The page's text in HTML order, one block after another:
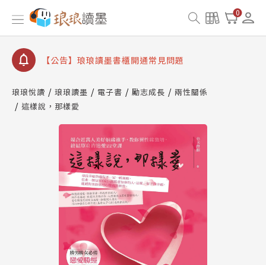
0
【公告】因 Readmoo 讀墨系統維護中，本站同步暫
停部分閱讀服務
【公告】琅琅讀墨數位閱讀資產合併與書櫃開通申請
【公告】琅琅讀墨書櫃開通常見問題
請圖文教學
【公告】琅琅書店服務升級重要說明及資產合併結果
查詢
【公告】因 Readmoo 讀墨系統維護中，本站同步暫
停部分閱讀服務
琅琅悅讀 琅琅讀墨 電子書 勵志成長
兩性關係
這樣說，那樣愛